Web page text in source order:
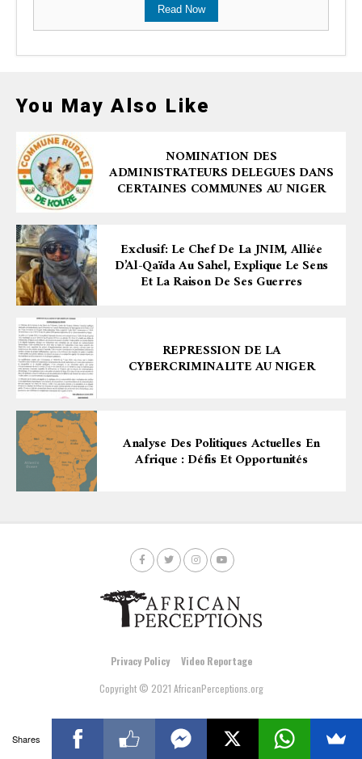
Read Now
You May Also Like
NOMINATION DES
ADMINISTRATEURS DELEGUES DANS
CERTAINES COMMUNES AU NIGER
Exclusif: Le Chef De La JNIM, Alliée
D’Al-Qaïda Au Sahel, Explique Le Sens
Et La Raison De Ses Guerres
REPRESSION DE LA
CYBERCRIMINALITE AU NIGER
Analyse Des Politiques Actuelles En
Afrique : Défis Et Opportunités
Privacy Policy
Video Reportage
Copyright © 2021 AfricanPerceptions.org
Shares